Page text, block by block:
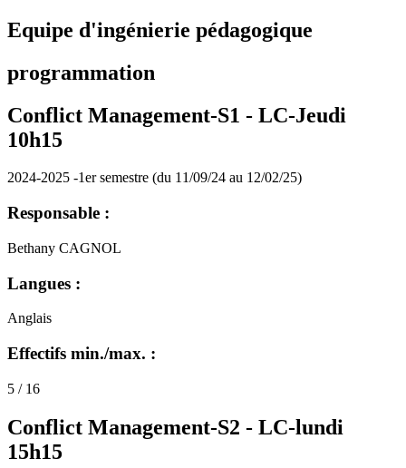
Equipe d'ingénierie pédagogique
programmation
Conflict Management-S1 - LC-Jeudi
10h15
2024-2025 -1er semestre (du 11/09/24 au 12/02/25)
Responsable :
Bethany CAGNOL
Langues :
Anglais
Effectifs min./max. :
5 / 16
Conflict Management-S2 - LC-lundi
15h15